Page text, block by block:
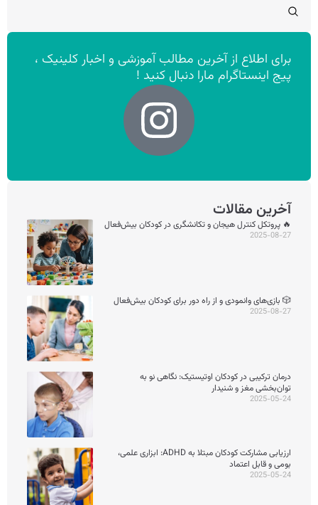
برای اطلاع از آخرین مطالب آموزشی و اخبار کلینیک ،
پیج اینستاگرام مارا دنبال کنید !
آخرین مقالات
🔥 پروتکل کنترل هیجان و تکانشگری در کودکان بیش‌فعال
2025-08-27
🎲 بازی‌های وانمودی و از راه دور برای کودکان بیش‌فعال
2025-08-27
درمان ترکیبی در کودکان اوتیستیک: نگاهی نو به
توان‌بخشی مغز و شنیدار
2025-05-24
ارزیابی مشارکت کودکان مبتلا به ADHD: ابزاری علمی،
بومی و قابل اعتماد
2025-05-24